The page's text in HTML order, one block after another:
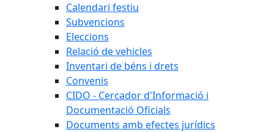
Calendari festiu
Subvencions
Eleccions
Relació de vehicles
Inventari de béns i drets
Convenis
CIDO - Cercador d'Informació i
Documentació Oficials
Documents amb efectes jurídics